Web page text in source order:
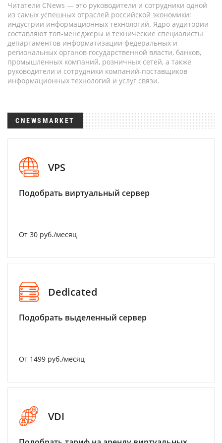
Читатели CNews — это руководители и сотрудники одной
из самых успешных отраслей российской экономики:
индустрии информационных технологий. Ядро аудитории
составляют топ-менеджеры и технические специалисты
департаментов информатизации федеральных и
региональных органов государственной власти, банков,
промышленных компаний, розничных сетей, а также
руководители и сотрудники компаний-поставщиков
информационных технологий и услуг связи.
CNEWSMARKET
VPS
Подобрать виртуальный сервер
От 30 руб./месяц
Dedicated
Подобрать выделенный сервер
От 1499 руб./месяц
VDI